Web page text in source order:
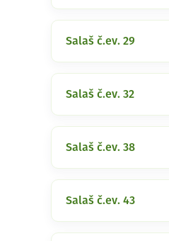
Salaš č.ev. 29
Salaš č.ev. 32
Salaš č.ev. 38
Salaš č.ev. 43